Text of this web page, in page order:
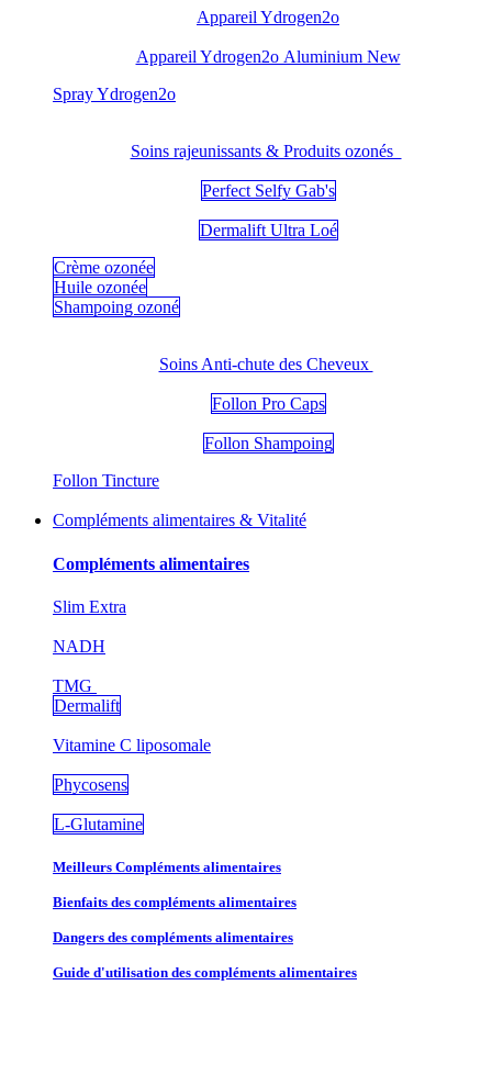
Appareil Ydrogen2o
Appareil Ydrogen2o Aluminium New
​Spray Ydrogen2o
Soins rajeunissants & Produits ozonés
Perfect Selfy Gab's
Dermalift Ultra Loé
Crème ozonée
Huile ozonée
Shampoing ozoné
Soins Anti-chute des Cheveux
Follon Pro Caps
Follon Shampoing
Follon Tincture
Compléments alimentaires & Vitalité
Compléments alimentaires
Slim Extra
NADH
TMG
Dermalift
Vitamine C liposomale
Phycosens
L-Glutamine
Meilleurs Compléments alimentaires
Bienfaits des compléments alimentaires
Dangers des compléments alimentaires
Guide d'utilisation des compléments alimentaires